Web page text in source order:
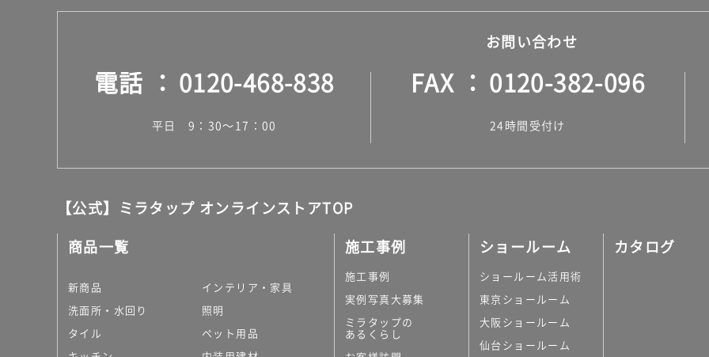
お問い合わせ
電話 0120-468-838
平日 9：30～17：00
FAX 0120-382-096
24時間受付け
【公式】ミラタップ オンラインストアTOP
商品一覧
新商品
洗面所・水回り
タイル
インテリア・家具
照明
ペット用品
施工事例
施工事例
実例写真大募集
ミラタップの
あるくらし
ショールーム
ショールーム活用術
東京ショールーム
大阪ショールーム
仙台ショールーム
カタログ